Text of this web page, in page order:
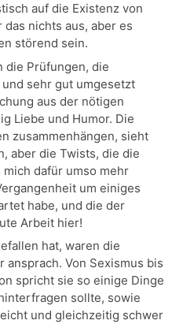
auf die Existenz von
nichts aus, aber es
störend sein.
die Prüfungen, die
sehr gut umgesetzt
aus der nötigen
Liebe und Humor. Die
zusammenhängen, sieht
aber die Twists, die die
dafür umso mehr
um einiges
habe, und die der
Arbeit hier!
hat, waren die
ansprach. Von Sexismus bis
spricht sie so einige Dinge
sollte, sowie
und gleichzeitig schwer